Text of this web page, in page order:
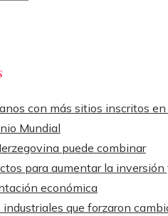
con más sitios inscritos
Mundial
puede combinar
para aumentar la inversión
económica
que forzaron